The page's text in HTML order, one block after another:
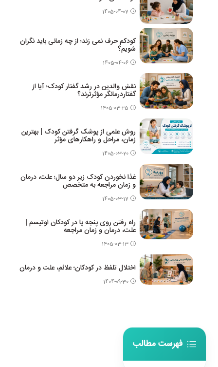
1405-04-07
کودکم حرف نمی زند؛ از چه زمانی باید نگران
شویم؟
1405-04-06
نقش والدین در رشد گفتار کودک؛ آیا از
گفتاردرمانگر مؤثرترند؟
1405-03-25
روش علمی از پوشک گرفتن کودک | بهترین
زمان، مراحل و راهکارهای مؤثر
1405-03-20
غذا نخوردن کودک زیر دو سال؛ علت، درمان
و زمان مراجعه به متخصص
1405-03-17
راه رفتن روی پنجه پا در کودکان اوتیسم |
علت، درمان و زمان مراجعه
1405-03-13
اختلال تلفظ در کودکان؛ علائم، علت و درمان
1404-09-30
فهرست مطالب